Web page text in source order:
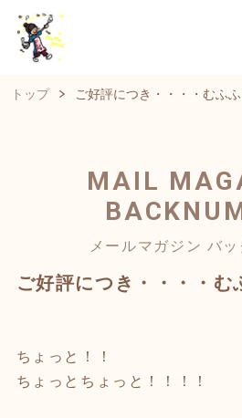
トップ ご好評につき・・・・むふふ
MAIL
メールマガジン バ
ご好評につき・・・・む
ちょっと！！
ちょっとちょっと！！！！